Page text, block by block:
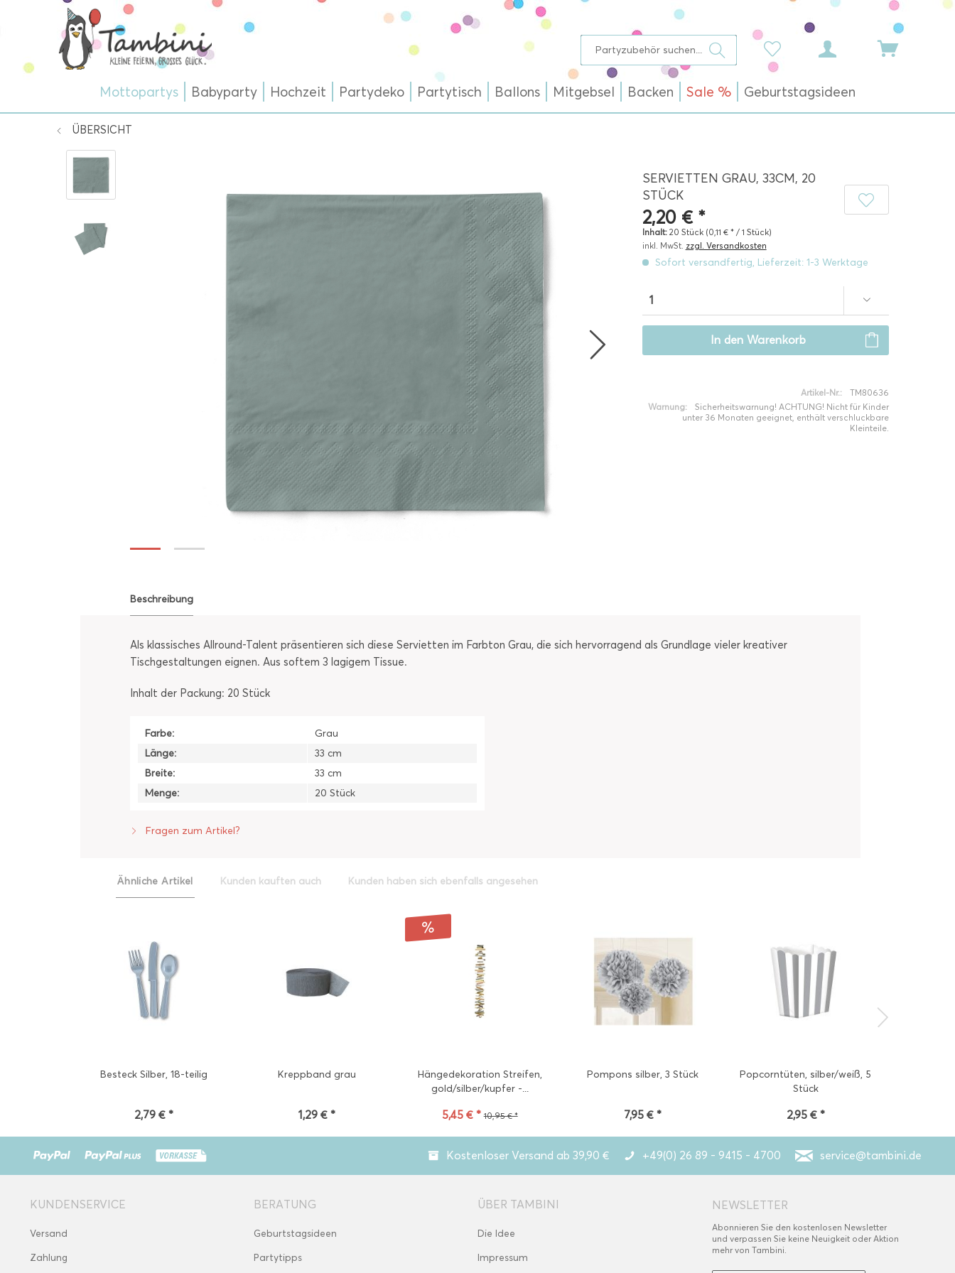
Mottopartys Babyparty Hochzeit Partydeko Partytisch Ballons Mitgebsel Backen Sale % Geburtstagsideen
ÜBERSICHT
SERVIETTEN GRAU, 33CM, 20
STÜCK
2,20 € *
Inhalt: 20 Stück (0,11 € * / 1 Stück)
inkl. MwSt. zzgl. Versandkosten
Sofort versandfertig, Lieferzeit: 1-3 Werktage
In den Warenkorb
Artikel-Nr.:
TM80636
Warnung:
Sicherheitswarnung! ACHTUNG! Nicht für Kinder
unter 36 Monaten geeignet, enthält verschluckbare
Kleinteile.
Beschreibung
Als klassisches Allround-Talent präsentieren sich diese Servietten im Farbton Grau, die sich hervorragend als Grundlage vieler kreativer
Tischgestaltungen eignen. Aus softem 3 lagigem Tissue.
Inhalt der Packung: 20 Stück
Farbe:
Grau
Länge:
33 cm
Breite:
33 cm
Menge:
20 Stück
Fragen zum Artikel?
Ähnliche Artikel Kunden kauften auch Kunden haben sich ebenfalls angesehen
Besteck Silber, 18-teilig
2,79 € *
Kreppband grau
1,29 € *
Hängedekoration Streifen,
gold/silber/kupfer -...
5,45 € * 10,95 € *
Pompons silber, 3 Stück
7,95 € *
Popcorntüten, silber/weiß, 5
Stück
2,95 € *
Kostenloser Versand ab 39,90 € +49(0) 26 89 - 9415 - 4700 service@tambini.de
KUNDENSERVICE
Versand
Zahlung
BERATUNG
Geburtstagsideen
Partytipps
ÜBER TAMBINI
Die Idee
Impressum
NEWSLETTER
Abonnieren Sie den kostenlosen Newsletter
und verpassen Sie keine Neuigkeit oder Aktion
mehr von Tambini.